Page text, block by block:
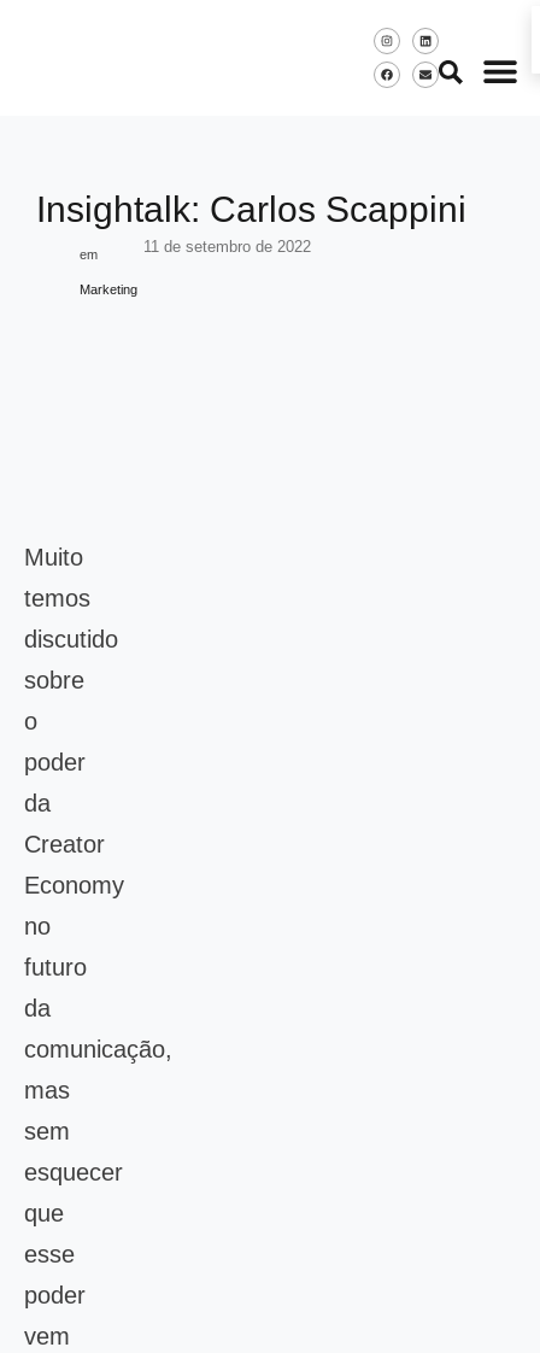
Insightalk: Carlos Scappini
em
Marketing
11 de setembro de 2022
Muito
temos
discutido
sobre
o
poder
da
Creator
Economy
no
futuro
da
comunicação,
mas
sem
esquecer
que
esse
poder
vem